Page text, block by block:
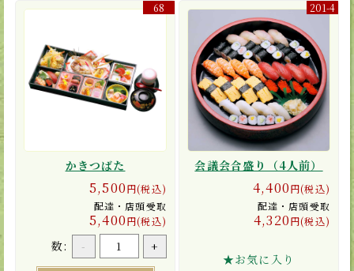
68
かきつばた
5,500円(税込)
配達・店頭受取
5,400円(税込)
数: - +
201-4
会議会合盛り（4人前）
4,400円(税込)
配達・店頭受取
4,320円(税込)
★お気に入り